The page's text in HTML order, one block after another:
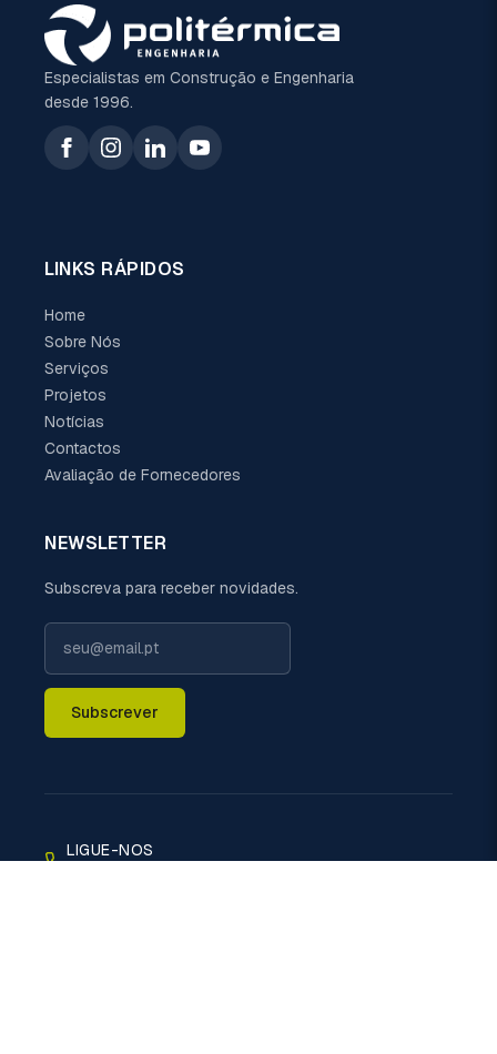
Especialistas em Construção e Engenharia
desde 1996.
LINKS RÁPIDOS
Home
Sobre Nós
Serviços
Projetos
Notícias
Contactos
Avaliação de Fornecedores
NEWSLETTER
Subscreva para receber novidades.
Subscrever
LIGUE-NOS